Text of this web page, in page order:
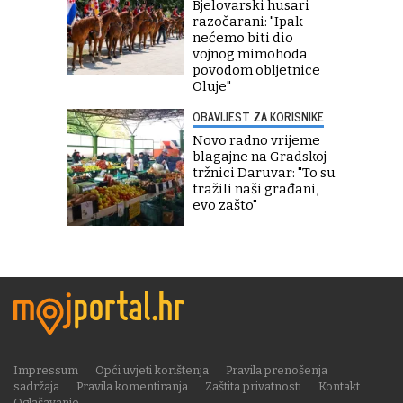
Bjelovarski husari
razočarani: "Ipak
nećemo biti dio
vojnog mimohoda
povodom obljetnice
Oluje"
OBAVIJEST ZA KORISNIKE
Novo radno vrijeme
blagajne na Gradskoj
tržnici Daruvar: "To su
tražili naši građani,
evo zašto"
Impressum Opći uvjeti korištenja
Pravila prenošenja
sadržaja
Pravila komentiranja Zaštita privatnosti
Kontakt